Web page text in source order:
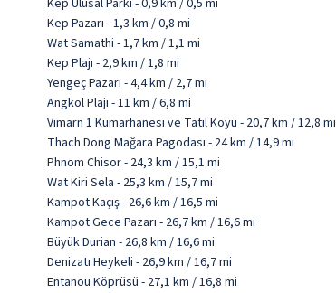
Kep Ulusal Parkı - 0,9 km / 0,5 mi
Kep Pazarı - 1,3 km / 0,8 mi
Wat Samathi - 1,7 km / 1,1 mi
Kep Plajı - 2,9 km / 1,8 mi
Yengeç Pazarı - 4,4 km / 2,7 mi
Angkol Plajı - 11 km / 6,8 mi
Vimarn 1 Kumarhanesi ve Tatil Köyü - 20,7 km / 12,8 mi
Thach Dong Mağara Pagodası - 24 km / 14,9 mi
Phnom Chisor - 24,3 km / 15,1 mi
Wat Kiri Sela - 25,3 km / 15,7 mi
Kampot Kaçış - 26,6 km / 16,5 mi
Kampot Gece Pazarı - 26,7 km / 16,6 mi
Büyük Durian - 26,8 km / 16,6 mi
Denizatı Heykeli - 26,9 km / 16,7 mi
Entanou Köprüsü - 27,1 km / 16,8 mi